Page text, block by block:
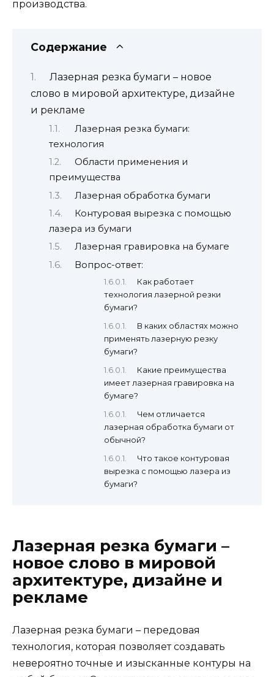
производства.
Содержание
Лазерная резка бумаги – новое
слово в мировой архитектуре, дизайне
и рекламе
Лазерная резка бумаги:
технология
Области применения и
преимущества
Лазерная обработка бумаги
Контуровая вырезка с помощью
лазера из бумаги
Лазерная гравировка на бумаге
Вопрос-ответ:
Как работает
технология лазерной резки
бумаги?
В каких областях можно
применять лазерную резку
бумаги?
Какие преимущества
имеет лазерная гравировка на
бумаге?
Чем отличается
лазерная обработка бумаги от
обычной?
Что такое контуровая
вырезка с помощью лазера из
бумаги?
Лазерная резка бумаги –
новое слово в мировой
архитектуре, дизайне и
рекламе
Лазерная резка бумаги – передовая
технология, которая позволяет создавать
невероятно точные и изысканные контуры на